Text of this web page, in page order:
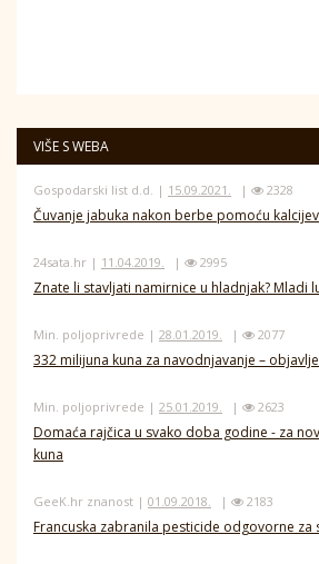
VIŠE S WEBA
Gospodarski list d.d. | 15.09.2021. | 2328
Čuvanje jabuka nakon berbe pomoću
24sata.hr | 11.04.2019. | 2995
Znate li stavljati namirnice u hladnjak? Mladi
Min. poljoprivrede | 28.01.2019. | 2077
332 milijuna kuna za navodnjavanje –
Min. poljoprivrede | 25.01.2019. | 2623
Domaća rajčica u svako doba godine - za
kuna
GeeK.hr znanost | 01.09.2018. | 2183
Francuska zabranila pesticide odgovorne za